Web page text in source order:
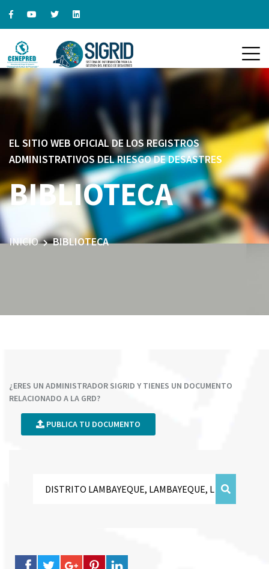
EL SITIO WEB OFICIAL DE LOS REGISTROS
ADMINISTRATIVOS DEL RIESGO DE DESASTRES
BIBLIOTECA
INICIO BIBLIOTECA
¿ERES UN ADMINISTRADOR SIGRID Y TIENES UN DOCUMENTO
RELACIONADO A LA GRD?
PUBLICA TU DOCUMENTO